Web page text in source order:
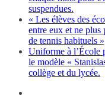
suspendues.
« Les élèves des
entre eux et ne plus
de tennis habituels
Uniforme à l’École
le modèle «
collège et du lycée.